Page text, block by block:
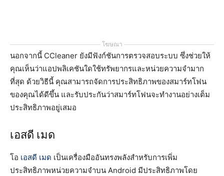
โฆษณา
นอกจากนี้ CCleaner ยังมีฟังก์ชันการตรวจสอบระบบ ซึ่งช่วยให้
คุณเห็นว่าแอปพลิเคชันใดใช้ทรัพยากรและหน่วยความจำมาก
ที่สุด ด้วยวิธีนี้ คุณสามารถจัดการประสิทธิภาพของสมาร์ทโฟน
ของคุณได้ดีขึ้น และรับประกันว่าสมาร์ทโฟนจะทำงานอย่างเต็ม
ประสิทธิภาพอยู่เสมอ
เอสดี เมด
โอ เอสดี เมด เป็นเครื่องมืออันทรงพลังสำหรับการเพิ่ม
ประสิทธิภาพหน่วยความจำบน Android มีประสิทธิภาพโดย